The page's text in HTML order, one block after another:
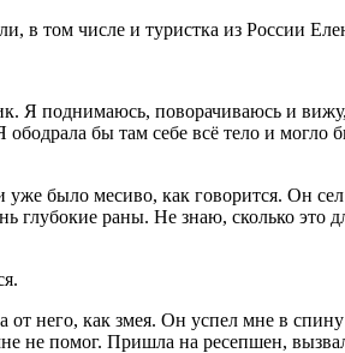
в том числе и туристка из России
поднимаюсь, поворачиваюсь и вижу,
бы там себе всё тело и могло
было месиво, как говорится. Он
глубокие раны. Не знаю, сколько
него, как змея. Он успел мне в
не помог. Пришла на ресепшен,